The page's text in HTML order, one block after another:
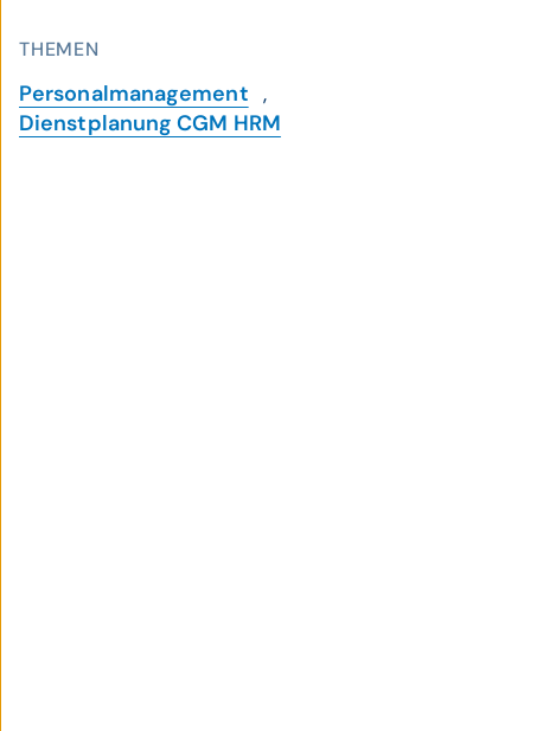
THEMEN
Personalmanagement ,
Dienstplanung CGM HRM